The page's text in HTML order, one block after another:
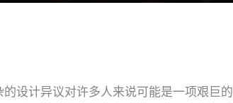
设计异议对许多人来说可能是一项艰巨